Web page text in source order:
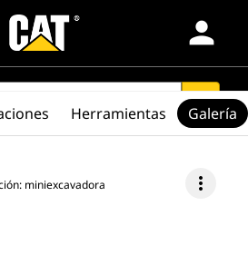
person
search
miniexcavadora more_vert
Herramientas Galería